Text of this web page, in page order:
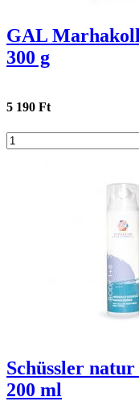
GAL
300 g
5 190 Ft
Schüssler
200 ml